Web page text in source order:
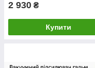
2 930 ₴
Купити